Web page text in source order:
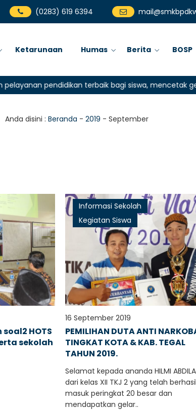
(0283) 619 6394
Ketarunaan Humas Berita BOSP
pendidikan terbaik bagi siswa, mencetak
Anda disini : Beranda - 2019 - September
HOTS
sekolah
Informasi Sekolah
Kegiatan Siswa
16 September 2019
PEMILIHAN DUTA ANTI
TINGKAT KOTA & KAB. TEGAL
TAHUN 2019.
Selamat kepada ananda HILMI
dari kelas XII TKJ 2 yang telah berhasil
masuk peringkat 20 besar dan
mendapatkan gelar..